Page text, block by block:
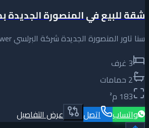
شقة للبيع في المنصورة الجديدة
سنا تاور المنصورة الجديدة شركة البرلسي Sana Tower
3 غرف
2 حمامات
183 م²
واتساب
اتصل عرض التفاصيل